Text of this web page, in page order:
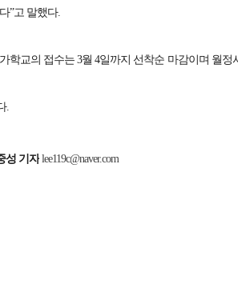
”고 말했다.
학교의 접수는 3월 4일까지 선착순 마감이며 월
.
성 기자 lee119c@naver.com